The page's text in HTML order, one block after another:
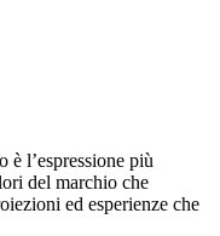
è l’espressione più
del marchio che
ed esperienze che